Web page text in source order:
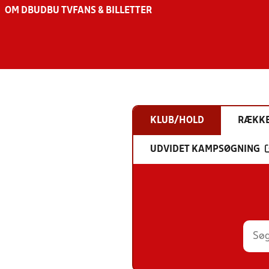
OM DBU DBU TV FANS & BILLETTER
KLUB/HOLD
UDVIDET KAMPSØGNING